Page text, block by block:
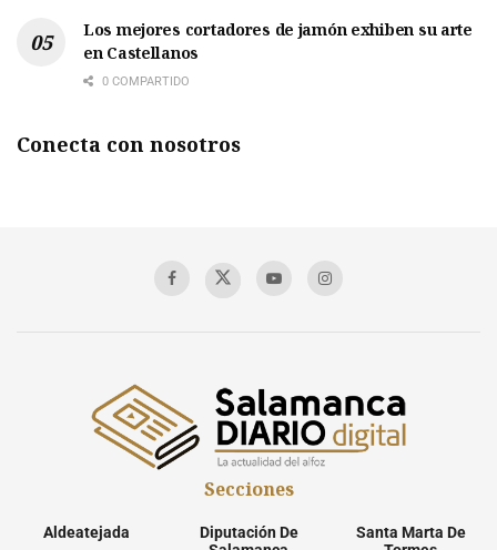
Los mejores cortadores de jamón exhiben su arte
en Castellanos
0 COMPARTIDO
Conecta con nosotros
Secciones
Aldeatejada
Diputación De
Santa Marta De